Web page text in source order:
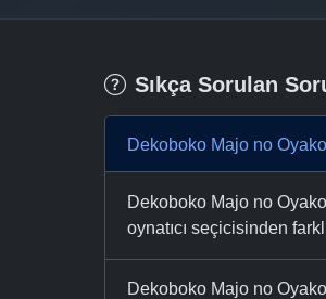
Sıkça Sorulan
Dekoboko Majo no
Dekoboko Majo no
oynatıcı seçicisinden
Dekoboko Majo no